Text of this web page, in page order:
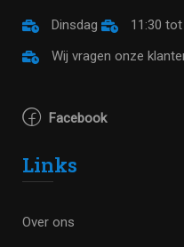
Dinsdag
11:30
Wij vragen onze
Facebook
Links
Over ons